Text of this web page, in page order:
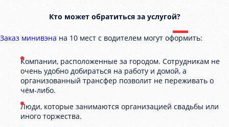
Кто может обратиться за услугой?
Заказ минивэна на 10 мест с водителем могут оформить:
Компании, расположенные за городом. Сотрудникам не
очень удобно добираться на работу и домой, а
организованный трансфер позволит не переживать о
чём-либо.
Люди, которые занимаются организацией свадьбы или
иного торжества.